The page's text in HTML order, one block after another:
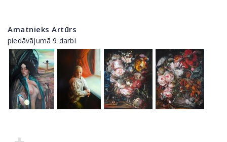
Amatnieks Artūrs
piedāvājumā 9 darbi